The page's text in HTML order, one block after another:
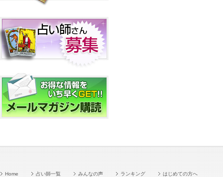
Home 占い師一覧 みんなの声 ランキング
はじめての方へ